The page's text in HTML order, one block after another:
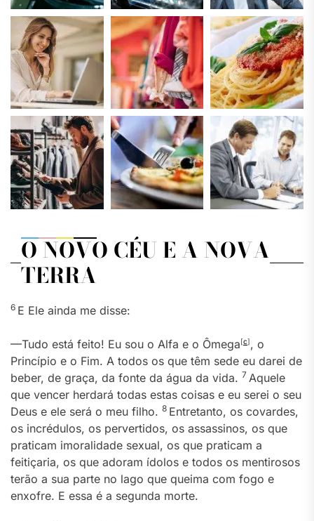
O NOVO CÉU E A NOVA
TERRA
6 E Ele ainda me disse:
—Tudo está feito! Eu sou o Alfa e o Ômega[c], o
Princípio e o Fim. A todos os que têm sede eu darei de
beber, de graça, da fonte da água da vida. 7 Aquele
que vencer herdará todas estas coisas e eu serei o seu
Deus e ele será o meu filho. 8 Entretanto, os covardes,
os incrédulos, os pervertidos, os assassinos, os que
praticam imoralidade sexual, os que praticam a
feitiçaria, os que adoram ídolos e todos os mentirosos
terão a sua parte no lago que queima com fogo e
enxofre. E essa é a segunda morte.